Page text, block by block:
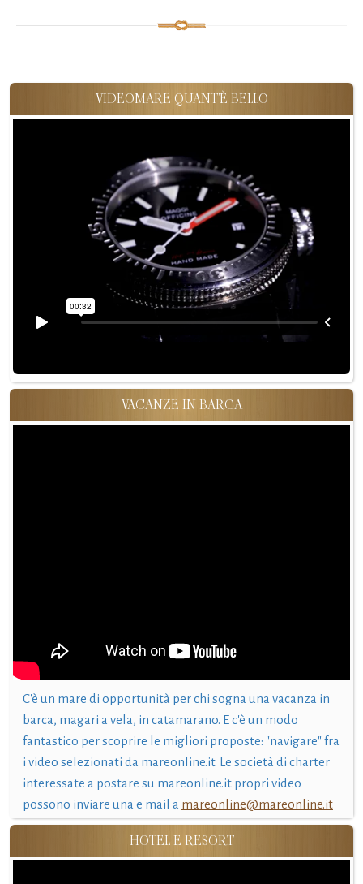
VIDEOMARE QUANT'È BELLO
VACANZE IN BARCA
C'è un mare di opportunità per chi sogna una vacanza in
barca, magari a vela, in catamarano. E c'è un modo
fantastico per scoprire le migliori proposte: "navigare" fra
i video selezionati da mareonline.it. Le società di charter
interessate a postare su mareonline.it propri video
possono inviare una e mail a mareonline@mareonline.it
HOTEL E RESORT